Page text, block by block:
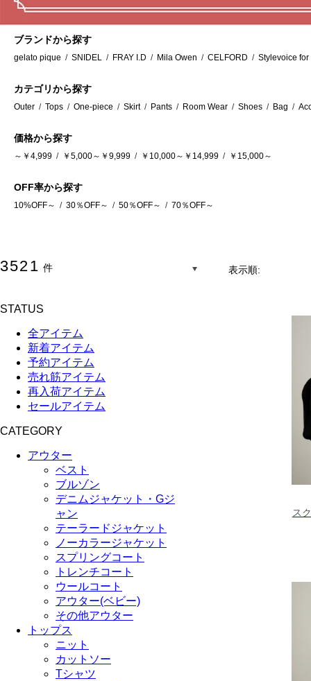
ブランドから探す
gelato pique / SNIDEL / FRAY I.D / Mila Owen / CELFORD / Stylevoice for
カテゴリから探す
Outer / Tops / One-piece / Skirt/ Pants / Room Wear / Shoes / Bag /
価格から探す
～￥4,999 / ￥5,000～￥9,999 / ￥10,000～￥14,999 / ￥15,000～
OFF率から探す
10%OFF～ / 30％OFF～ / 50％OFF～ / 70％OFF～
3521 件 表示順:
STATUS
全アイテム
新着アイテム
予約アイテム
売れ筋アイテム
再入荷アイテム
セールアイテム
CATEGORY
アウター
ベスト
ブルゾン
デニムジャケット・Gジ
ャン
テーラードジャケット
ノーカラージャケット
スプリングコート
トレンチコート
ウールコート
アウター(ベビー)
その他アウター
トップス
ニット
カットソー
Tシャツ
ス